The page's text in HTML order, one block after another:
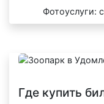
Фотоуслуги:
Где купить